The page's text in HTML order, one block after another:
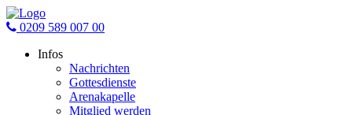
0209 589 007 00
Infos
Nachrichten
Gottesdienste
Arenakapelle
Mitglied werden